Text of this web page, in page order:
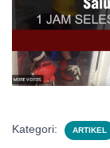
Kategori: ARTIKEL